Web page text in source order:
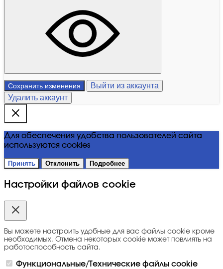
Сохранить изменения
Выйти из аккаунта
Удалить аккаунт
Для обеспечения удобства пользователей сайта
используются cookies
Принять Отклонить Подробнее
Настройки файлов cookie
Вы можете настроить удобные для вас файлы cookie кроме
необходимых. Отмена некоторых cookie может повлиять на
работоспособность сайта.
Функциональные/Технические файлы cookie